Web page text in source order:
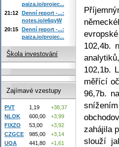
102,4b.
102,1b.
měřící
96,7b.
zahájila
slouží
paiza.io/projec...
21:12 Denní report -...:
notes.io/e6qyW
20:15 Denní report -...:
paiza.io/projec...
Škola investování
Zajímavé vzestupy
PVT 1,19
+38,37
NLOK
600,00
+3,99
FIXZO
53,00
+3,92
CZGCE
985,00
+3,14
UQA
441,80 +1,61